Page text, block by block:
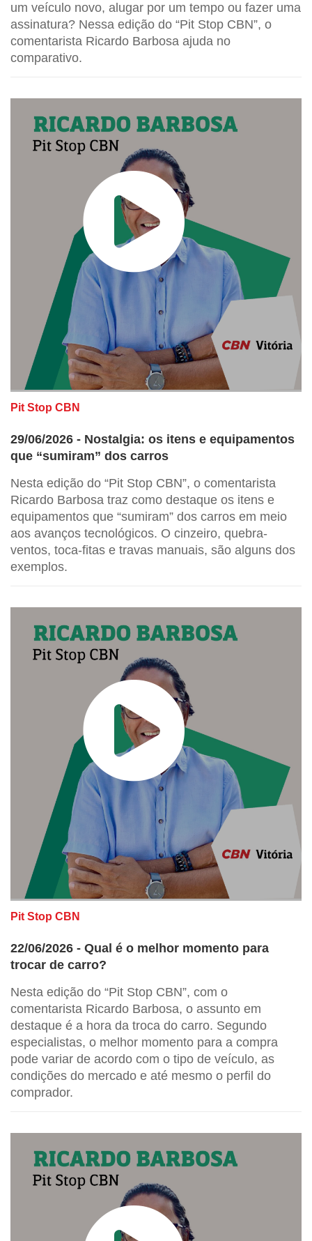
um veículo novo, alugar por um tempo ou fazer uma
assinatura? Nessa edição do “Pit Stop CBN”, o
comentarista Ricardo Barbosa ajuda no
comparativo.
Pit Stop CBN
29/06/2026 - Nostalgia: os itens e equipamentos
que “sumiram” dos carros
Nesta edição do “Pit Stop CBN”, o comentarista
Ricardo Barbosa traz como destaque os itens e
equipamentos que “sumiram” dos carros em meio
aos avanços tecnológicos. O cinzeiro, quebra-
ventos, toca-fitas e travas manuais, são alguns dos
exemplos.
Pit Stop CBN
22/06/2026 - Qual é o melhor momento para
trocar de carro?
Nesta edição do “Pit Stop CBN”, com o
comentarista Ricardo Barbosa, o assunto em
destaque é a hora da troca do carro. Segundo
especialistas, o melhor momento para a compra
pode variar de acordo com o tipo de veículo, as
condições do mercado e até mesmo o perfil do
comprador.